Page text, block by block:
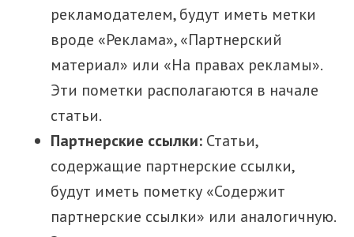
рекламодателем, будут иметь метки
вроде «Реклама», «Партнерский
материал» или «На правах рекламы».
Эти пометки располагаются в начале
статьи.
Партнерские ссылки: Статьи,
содержащие партнерские ссылки,
будут иметь пометку «Содержит
партнерские ссылки» или аналогичную.